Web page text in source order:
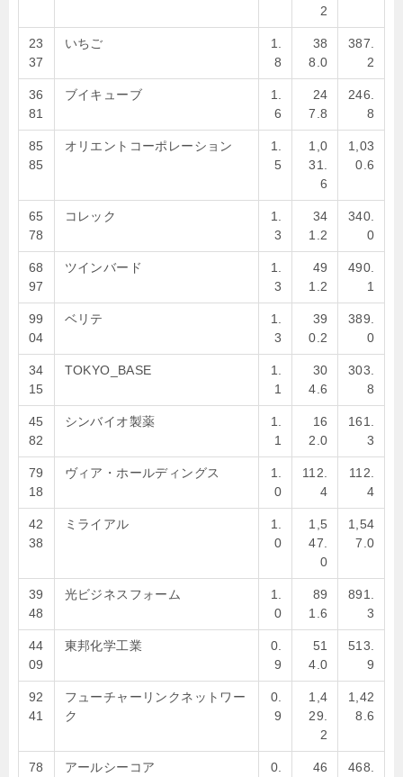
2
23
37
いちご
1.
8
38
8.0
387.
2
36
81
ブイキューブ
1.
6
24
7.8
246.
8
85
85
オリエントコーポレーション
1.
5
1,0
31.
6
1,03
0.6
65
78
コレック
1.
3
34
1.2
340.
0
68
97
ツインバード
1.
3
49
1.2
490.
1
99
04
ベリテ
1.
3
39
0.2
389.
0
34
15
TOKYO_BASE
1.
1
30
4.6
303.
8
45
82
シンバイオ製薬
1.
1
16
2.0
161.
3
79
18
ヴィア・ホールディングス
1.
0
112.
4
112.
4
42
38
ミライアル
1.
0
1,5
47.
0
1,54
7.0
39
48
光ビジネスフォーム
1.
0
89
1.6
891.
3
44
09
東邦化学工業
0.
9
51
4.0
513.
9
92
41
フューチャーリンクネットワー
ク
0.
9
1,4
29.
2
1,42
8.6
78
アールシーコア
0.
46
468.